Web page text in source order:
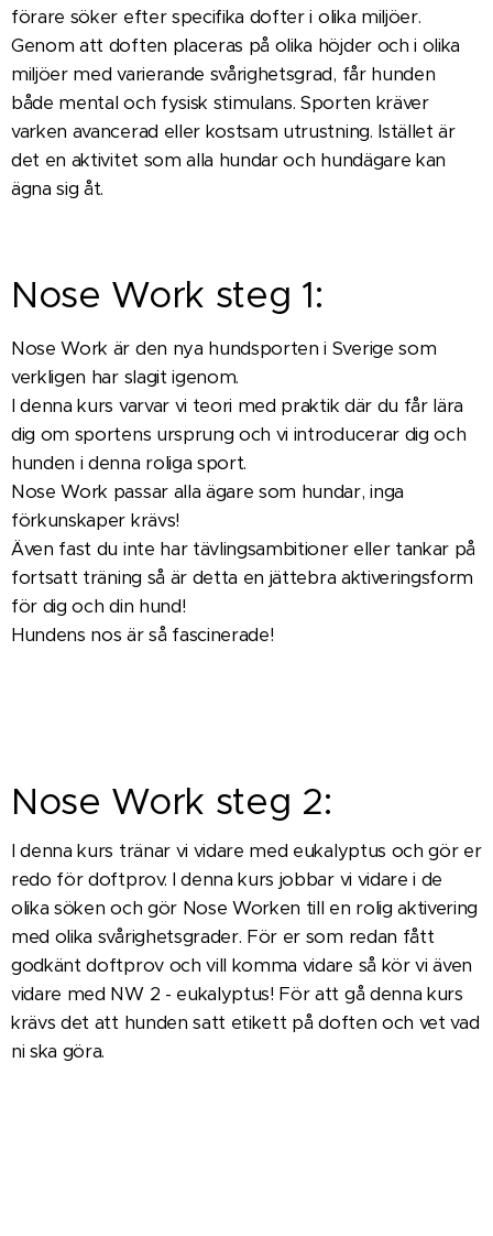
förare söker efter specifika dofter i olika miljöer.
Genom att doften placeras på olika höjder och i olika
miljöer med varierande svårighetsgrad, får hunden
både mental och fysisk stimulans. Sporten kräver
varken avancerad eller kostsam utrustning. Istället är
det en aktivitet som alla hundar och hundägare kan
ägna sig åt.
Nose Work steg 1:
Nose Work är den nya hundsporten i Sverige som
verkligen har slagit igenom.
I denna kurs varvar vi teori med praktik där du får lära
dig om sportens ursprung och vi introducerar dig och
hunden i denna roliga sport.
Nose Work passar alla ägare som hundar, inga
förkunskaper krävs!
Även fast du inte har tävlingsambitioner eller tankar på
fortsatt träning så är detta en jättebra aktiveringsform
för dig och din hund!
Hundens nos är så fascinerade!
Nose Work steg 2:
I denna kurs tränar vi vidare med eukalyptus och gör er
redo för doftprov. I denna kurs jobbar vi vidare i de
olika söken och gör Nose Worken till en rolig aktivering
med olika svårighetsgrader. För er som redan fått
godkänt doftprov och vill komma vidare så kör vi även
vidare med NW 2 - eukalyptus! För att gå denna kurs
krävs det att hunden satt etikett på doften och vet vad
ni ska göra.